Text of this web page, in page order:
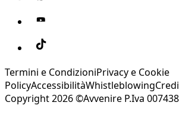
Termini e CondizioniPrivacy e Cookie
PolicyAccessibilitàWhistleblowing
Copyright 2026 ©Avvenire P.Iva